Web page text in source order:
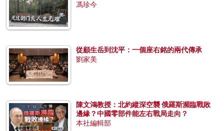
馮珍今
從顧生岳到沈平：一個座右銘的兩代傳承
劉家美
陳文鴻教授：北約縱深空襲 俄羅斯瀕臨戰敗
邊緣？中國零部件能左右戰局走向？
本社編輯部